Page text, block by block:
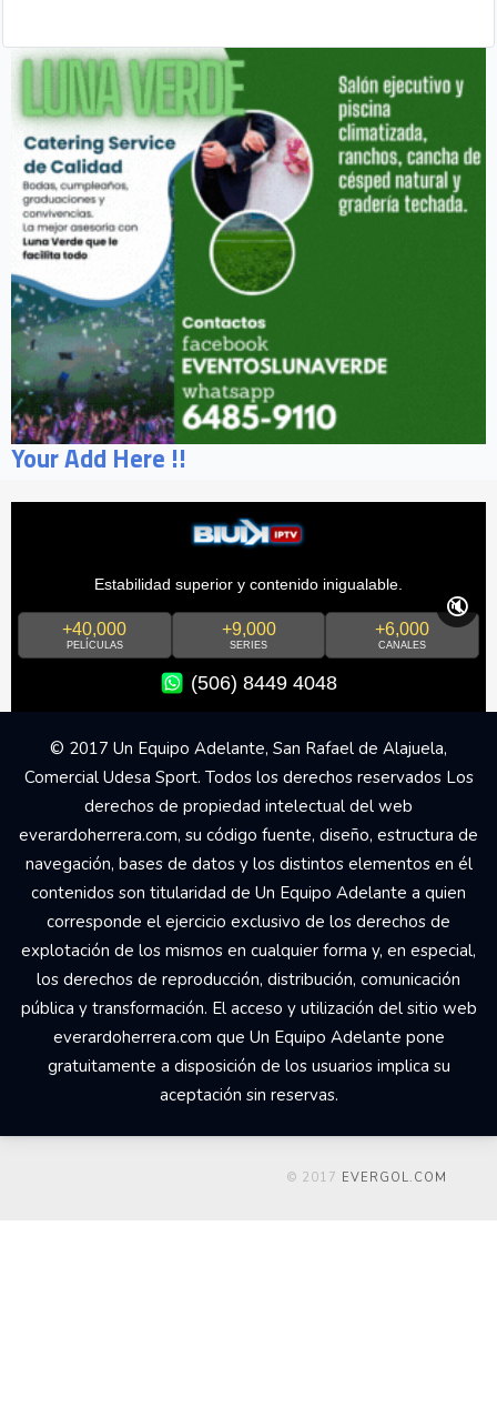
Your Add Here !!
Estabilidad superior y contenido inigualable.
+40,000
PELÍCULAS
+9,000
SERIES
+6,000
CANALES
(506) 8449 4048
🔇
© 2017 Un Equipo Adelante, San Rafael de Alajuela,
Comercial Udesa Sport. Todos los derechos reservados Los
derechos de propiedad intelectual del web
everardoherrera.com, su código fuente, diseño, estructura de
navegación, bases de datos y los distintos elementos en él
contenidos son titularidad de Un Equipo Adelante a quien
corresponde el ejercicio exclusivo de los derechos de
explotación de los mismos en cualquier forma y, en especial,
los derechos de reproducción, distribución, comunicación
pública y transformación. El acceso y utilización del sitio web
everardoherrera.com que Un Equipo Adelante pone
gratuitamente a disposición de los usuarios implica su
aceptación sin reservas.
© 2017 EVERGOL.COM